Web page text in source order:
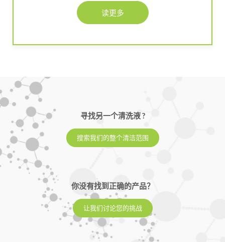
读更多
寻找另一个清洗液 ?
搜索我们的整个清洁范围
你没有找到正确的产品？
让我们讨论您的挑战